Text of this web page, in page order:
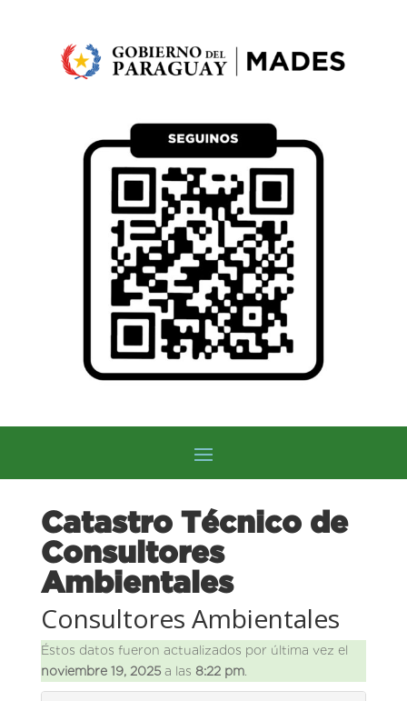
Catastro Técnico de
Consultores
Ambientales
Consultores Ambientales
Éstos datos fueron actualizados por última vez el
noviembre 19, 2025a las 8:22 pm.